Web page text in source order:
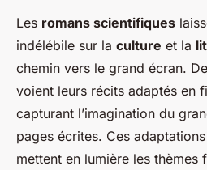
Les romans scientifiques
indélébile sur la culture et la
chemin vers le grand écran.
voient leurs récits adaptés en
capturant l’imagination du
pages écrites. Ces
mettent en lumière les thèmes